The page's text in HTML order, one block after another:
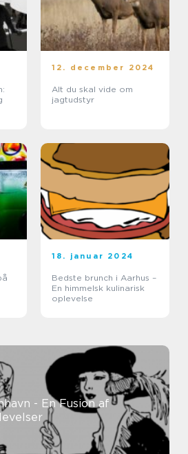
12. december 2024
Alt du skal vide om
jagtudstyr
18. januar 2024
Bedste brunch i Aarhus –
En himmelsk kulinarisk
oplevelse
- En Fusion af